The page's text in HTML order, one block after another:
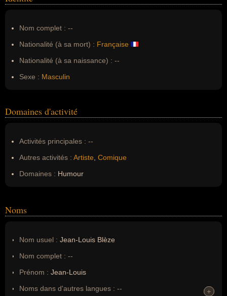
Nom complet : --
Nationalité (à sa mort) : Française
Nationalité (à sa naissance) : --
Sexe : Masculin
Domaines d'activité
Activités principales : --
Autres activités : Artiste Comique
Domaines : Humour
Noms
Nom usuel : Jean-Louis Blèze
Nom complet : --
Prénom : Jean-Louis
Noms dans d'autres langues : --
+
+